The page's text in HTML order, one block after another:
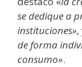
se dedique a
instituciones»
de forma
consumo».